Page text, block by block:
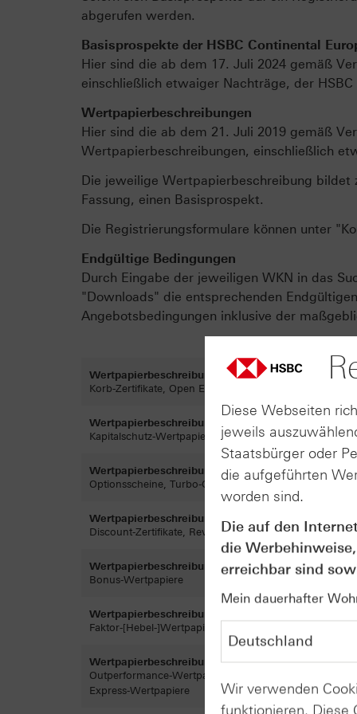
abgerufen werden.
Basisprospekte der HSBC Continental
Hier sind die ab dem 17. Juli 2024 gemäß
einschließlich etwaiger Nachträge, der
Wertpapierbeschreibungen
Hier sind die ab dem 21. Juli 2019 gemäß
Wertpapierbeschreibungen, einschließlich
Die jeweilige Wertpapierbeschreibung bildet
Fassung, einen Basisprospekt.
Die Registrierungsformulare können unter
Endgültige Bedingungen
Durch Eingabe der jeweiligen WKN in das
"Downloads" die entsprechenden
Angebotsbedingungen inklusive der
Wertpapierbeschreibung vom 19.05.2021 (PDF)
Korb-Zertifikate, Open End-Partizipationszertifikate,
Wertpapierbeschreibung vom 07.05.2021 (PDF)
Kapitalschutz-Wertpapiere, Ikarus Anleihen
Wertpapierbeschreibung vom 05.05.2021 (PDF)
Optionsscheine, Turbo-Optionsscheine, Open End
Wertpapierbeschreibung vom 24.02.2021 (PDF)
Discount-Zertifikate, Reverse-Discount-Zertifikate,
Wertpapierbeschreibung vom 10.11.2020 (PDF)
Bonus-Wertpapiere
Wertpapierbeschreibung vom 14.10.2020 (PDF)
Faktor-[Hebel-]Wertpapiere
Wertpapierbeschreibung vom 17.06.2020 (PDF)
Outperformance-Wertpapiere, Sprint-Wertpapiere,
Express-Wertpapiere
Diese Webseiten
jeweils
Staatsbürger oder
die aufgeführten
worden sind.
Die auf den
die
erreichbar sind
Mein dauerhafter
Wir verwenden
funktionieren. Diese